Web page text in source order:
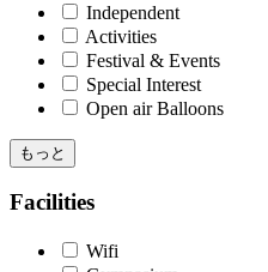
Independent
Activities
Festival & Events
Special Interest
Open air Balloons
もっと
Facilities
Wifi